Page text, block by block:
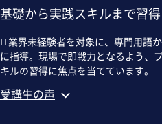
基礎から実践スキルまで習得
IT業界未経験者を対象に、専門用語
に指導。現場で即戦力となるよう、
キルの習得に焦点を当てています。
受講生の声